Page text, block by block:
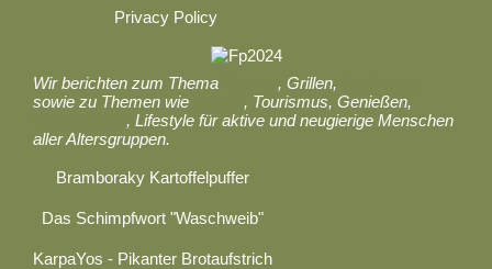
Privacy Policy
Wir berichten zum Thema , Grillen,
sowie zu Themen wie
, Tourismus, Genießen,
, Lifestyle für aktive und neugierige Menschen
aller Altersgruppen.
Bramboraky Kartoffelpuffer
Das Schimpfwort "Waschweib"
KarpaYos - Pikanter Brotaufstrich